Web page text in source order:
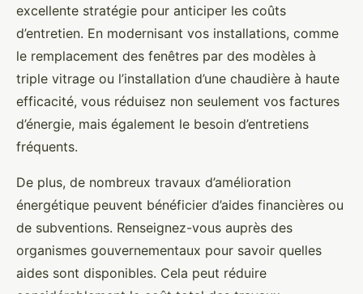
excellente stratégie pour anticiper les coûts
d’entretien. En modernisant vos installations, comme
le remplacement des fenêtres par des modèles à
triple vitrage ou l’installation d’une chaudière à haute
efficacité, vous réduisez non seulement vos factures
d’énergie, mais également le besoin d’entretiens
fréquents.
De plus, de nombreux travaux d’amélioration
énergétique peuvent bénéficier d’aides financières ou
de subventions. Renseignez-vous auprès des
organismes gouvernementaux pour savoir quelles
aides sont disponibles. Cela peut réduire